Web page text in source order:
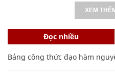
XEM
Đọc nhiều
Bảng công thức đạo hàm